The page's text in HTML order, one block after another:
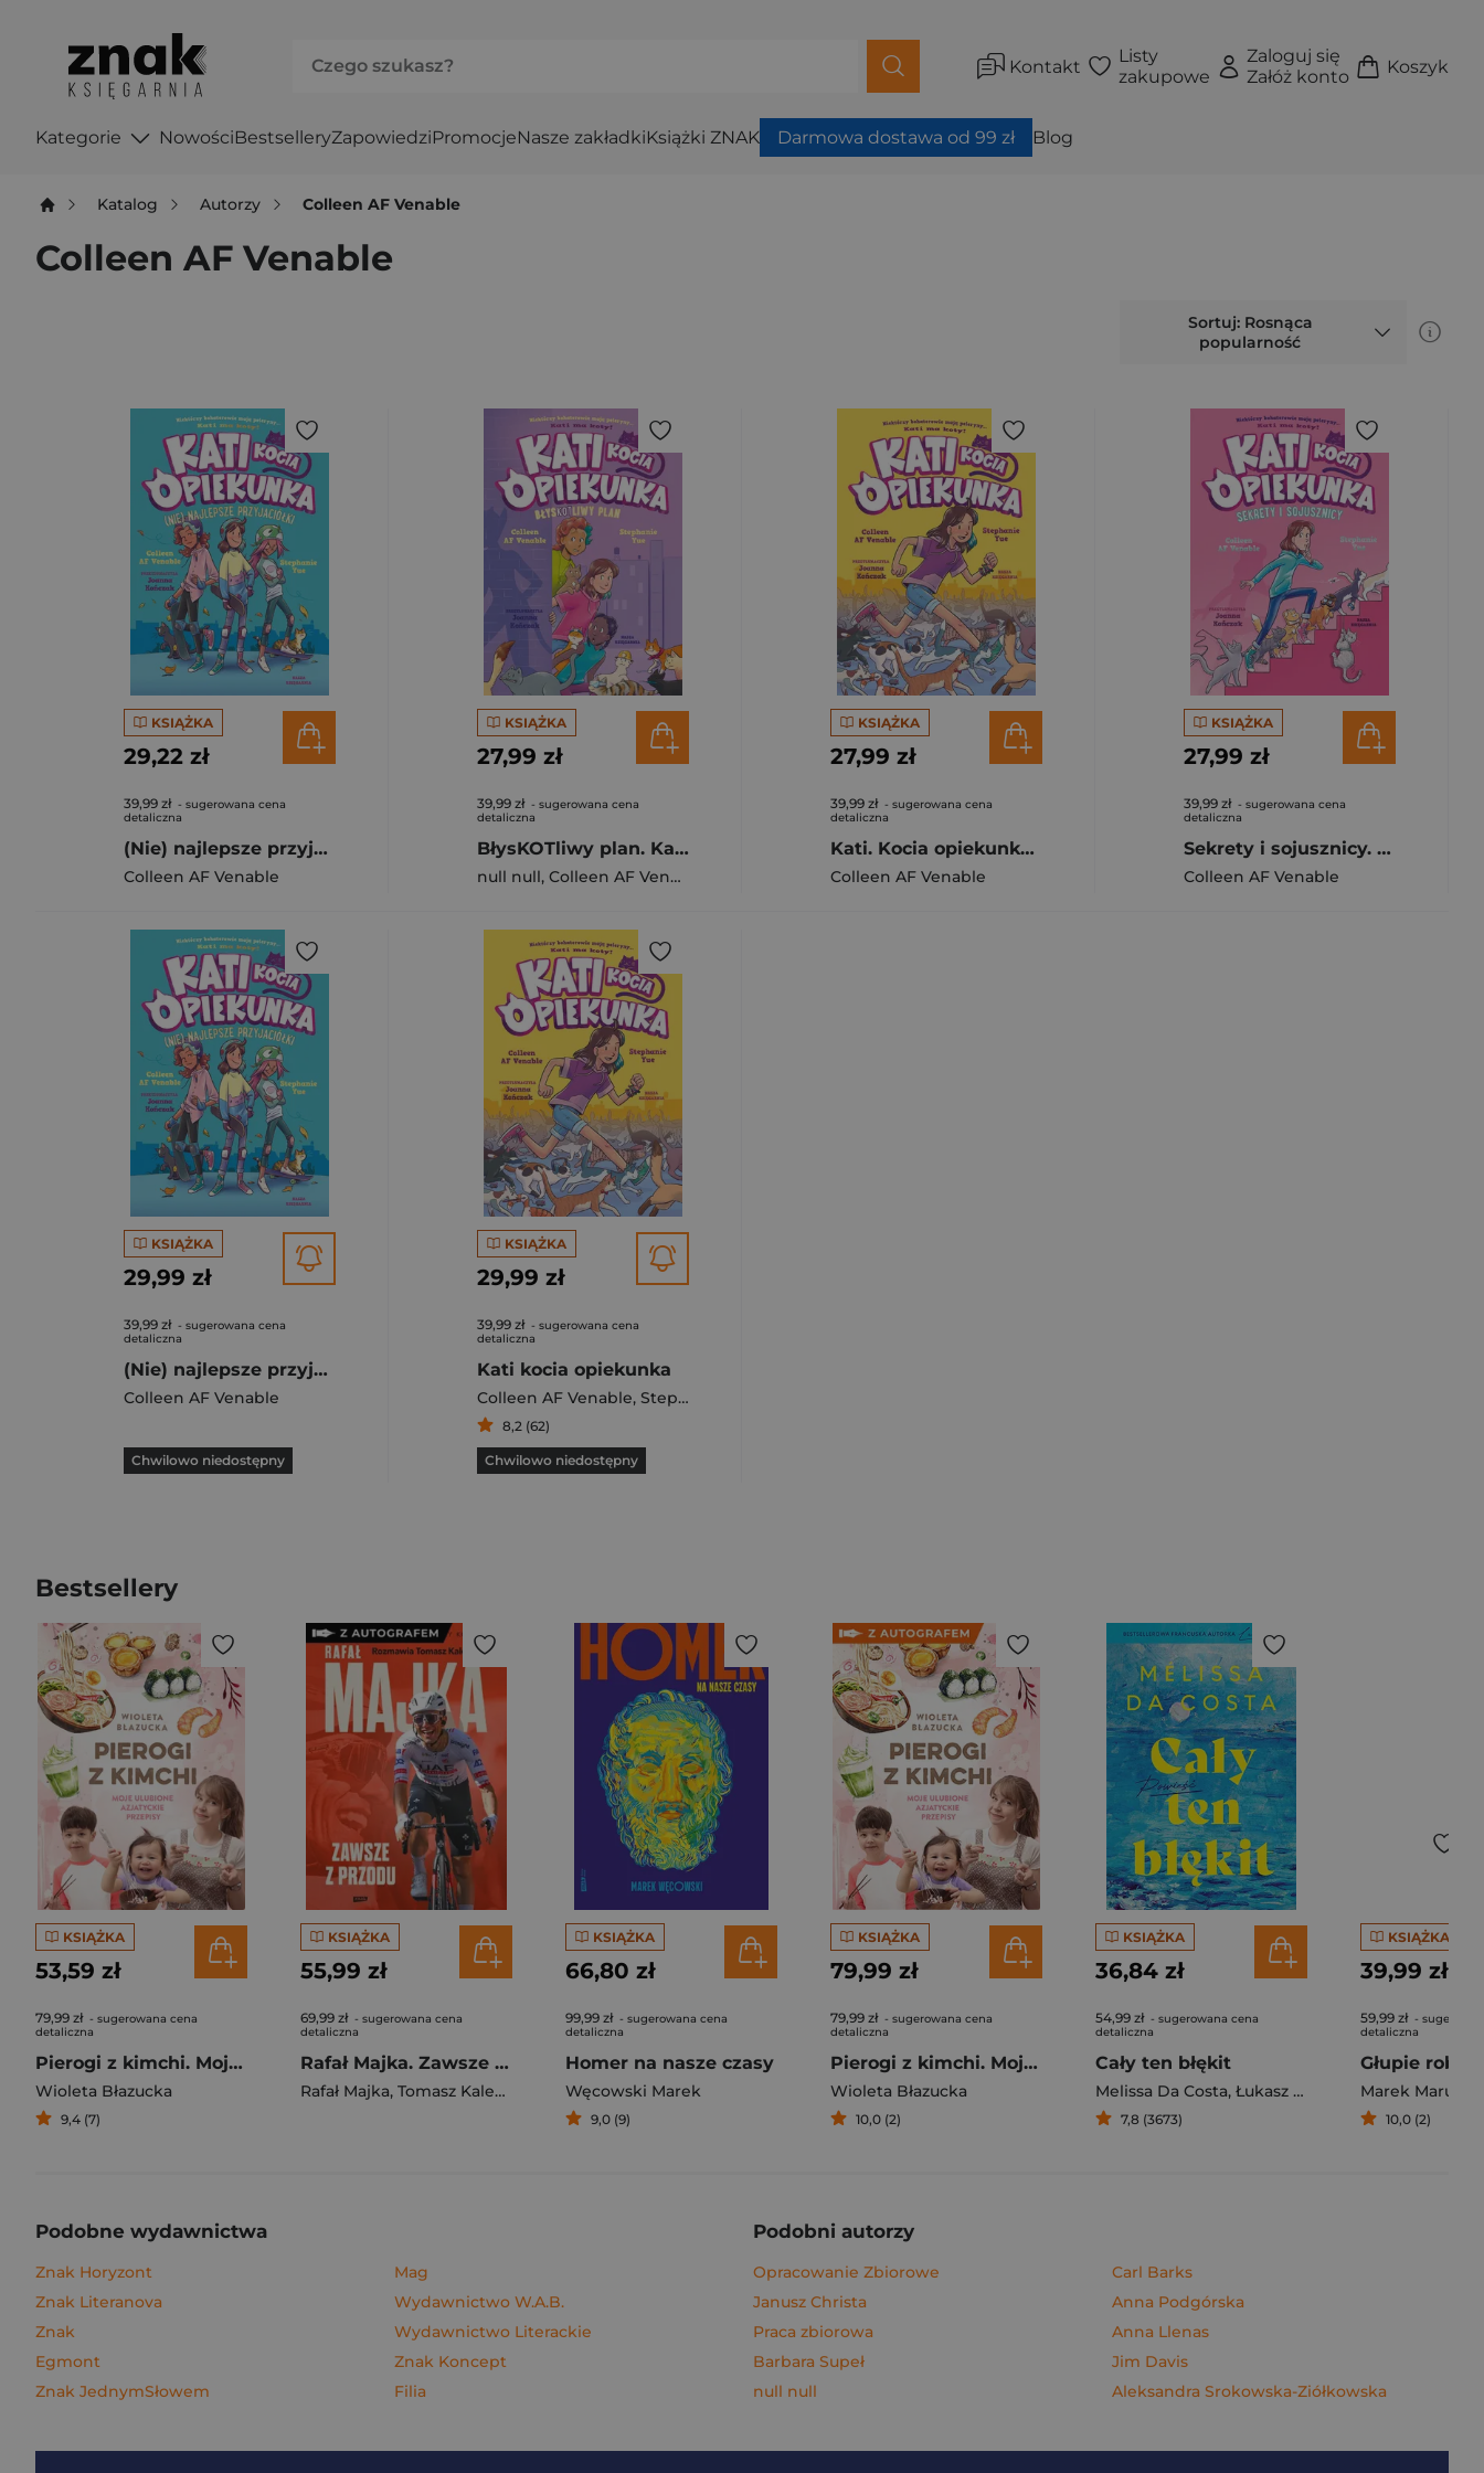
Kontakt
Listy
zakupowe
Zaloguj się
Załóż konto
Koszyk
Kategorie NowościBestselleryZapowiedziPromocjeNasze zakładkiKsiążki ZNAK Darmowa dostawa od 99 zł Blog
Katalog Autorzy Colleen AF Venable
Colleen AF Venable
Sortuj: Rosnąca
popularność
KSIĄŻKA
29,22 zł
39,99 zł - sugerowana cena
detaliczna
(Nie) najlepsze przyjaciółki. Kati. Kocia opiekunka. Tom 2 wyd. 2025
Colleen AF Venable
KSIĄŻKA
27,99 zł
39,99 zł - sugerowana cena
detaliczna
BłysKOTliwy plan. Kati - kocia opiekunka . Tom 4
null null, Colleen AF Venable
KSIĄŻKA
27,99 zł
39,99 zł - sugerowana cena
detaliczna
Kati. Kocia opiekunka. Tom 1 wyd. 2025
Colleen AF Venable
KSIĄŻKA
27,99 zł
39,99 zł - sugerowana cena
detaliczna
Sekrety i sojusznicy. Kati. Kocia opiekunka. Tom 3
Colleen AF Venable
KSIĄŻKA
29,99 zł
39,99 zł - sugerowana cena
detaliczna
(Nie) najlepsze przyjaciółki. Kati. Kocia opiekunka. Tom 2
Colleen AF Venable
Chwilowo niedostępny
KSIĄŻKA
29,99 zł
39,99 zł - sugerowana cena
detaliczna
Kati kocia opiekunka
Colleen AF Venable, Stephanie Yue
8,2 (62)
Chwilowo niedostępny
Bestsellery
KSIĄŻKA
53,59 zł
79,99 zł - sugerowana cena
detaliczna
Pierogi z kimchi. Moje ulubione azjatyckie przepisy
Wioleta Błazucka
9,4 (7)
KSIĄŻKA
55,99 zł
69,99 zł - sugerowana cena
detaliczna
Rafał Majka. Zawsze z przodu. Rozmawia Tomasz Kalemba - książka z autografem
Rafał Majka, Tomasz Kalemba
KSIĄŻKA
66,80 zł
99,99 zł - sugerowana cena
detaliczna
Homer na nasze czasy
Węcowski Marek
9,0 (9)
KSIĄŻKA
79,99 zł
79,99 zł - sugerowana cena
detaliczna
Pierogi z kimchi. Moje ulubione azjatyckie przepisy - książka z autografem
Wioleta Błazucka
10,0 (2)
KSIĄŻKA
36,84 zł
54,99 zł - sugerowana cena
detaliczna
Cały ten błękit
Melissa Da Costa, Łukasz Müller
7,8 (3673)
KSIĄŻKA
39,99 zł
59,99 zł -
detaliczna
Marek
10,0 (2)
Podobne wydawnictwa
Znak Horyzont
Znak Literanova
Znak
Egmont
Znak JednymSłowem
Mag
Wydawnictwo W.A.B.
Wydawnictwo Literackie
Znak Koncept
Filia
Podobni autorzy
Opracowanie Zbiorowe
Janusz Christa
Praca zbiorowa
Barbara Supeł
null null
Carl Barks
Anna Podgórska
Anna Llenas
Jim Davis
Aleksandra Srokowska-Ziółkowska